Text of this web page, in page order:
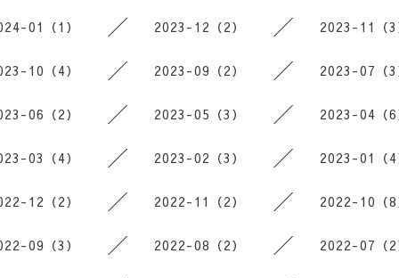
01（1） 2023-12（2） 2023-11（3
10（4） 2023-09（2） 2023-07（3
06（2） 2023-05（3） 2023-04（6
03（4） 2023-02（3） 2023-01（4
12（2） 2022-11（2） 2022-10（8
09（3） 2022-08（2） 2022-07（2